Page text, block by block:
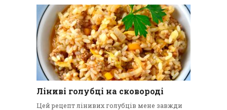
Ліниві голубці на сковороді
Цей рецепт лінивих голубців мене завжди